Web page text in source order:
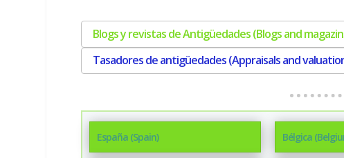
Blogs y revistas de Antigüedades (Blogs and
Tasadores de antigüedades (Appraisals and
España (Spain) Bélgica